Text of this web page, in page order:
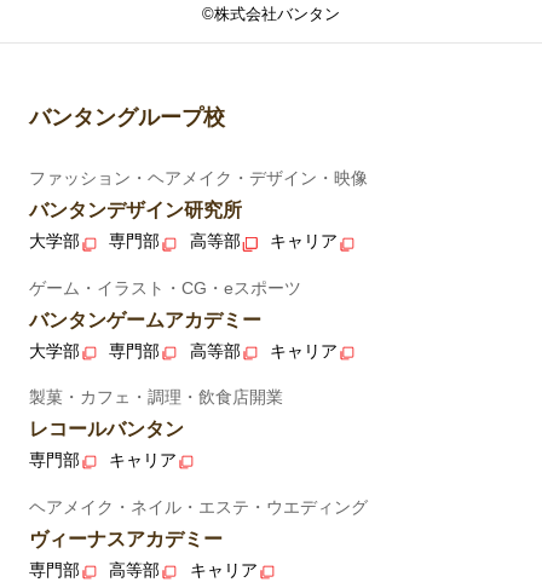
©株式会社バンタン
バンタングループ校
ファッション・ヘアメイク・デザイン・映像
バンタンデザイン研究所
大学部 専門部 高等部 キャリア
ゲーム・イラスト・CG・eスポーツ
バンタンゲームアカデミー
大学部 専門部 高等部 キャリア
製菓・カフェ・調理・飲食店開業
レコールバンタン
専門部 キャリア
ヘアメイク・ネイル・エステ・ウエディング
ヴィーナスアカデミー
専門部 高等部 キャリア